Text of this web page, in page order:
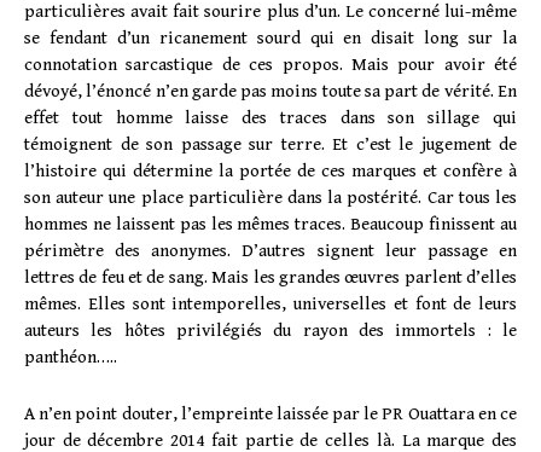
particulières avait fait sourire plus d’un. Le concerné lui-même
se fendant d’un ricanement sourd qui en disait long sur la
connotation sarcastique de ces propos. Mais pour avoir été
dévoyé, l’énoncé n’en garde pas moins toute sa part de vérité. En
effet tout homme laisse des traces dans son sillage qui
témoignent de son passage sur terre. Et c’est le jugement de
l’histoire qui détermine la portée de ces marques et confère à
son auteur une place particulière dans la postérité. Car tous les
hommes ne laissent pas les mêmes traces. Beaucoup finissent au
périmètre des anonymes. D’autres signent leur passage en
lettres de feu et de sang. Mais les grandes œuvres parlent d’elles
mêmes. Elles sont intemporelles, universelles et font de leurs
auteurs les hôtes privilégiés du rayon des immortels : le
panthéon…..
A n’en point douter, l’empreinte laissée par le PR Ouattara en ce
jour de décembre 2014 fait partie de celles là. La marque des